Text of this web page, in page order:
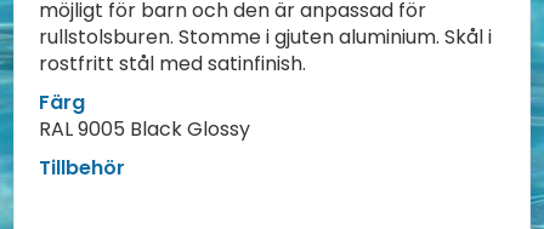
möjligt för barn och den är anpassad för
rullstolsburen. Stomme i gjuten aluminium. Skål i
rostfritt stål med satinfinish.
Färg
RAL 9005 Black Glossy
Tillbehör